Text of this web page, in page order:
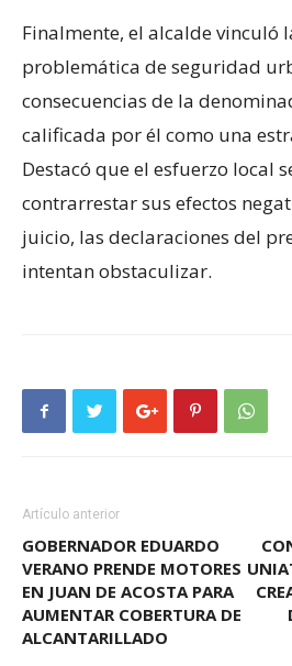
Finalmente, el alcalde vinculó
problemática de seguridad
consecuencias de la
calificada por él como una
Destacó que el esfuerzo local
contrarrestar sus efectos
juicio, las declaraciones del
intentan obstaculizar.
Artículo anterior
GOBERNADOR EDUARDO
VERANO PRENDE MOTORES
EN JUAN DE ACOSTA PARA
AUMENTAR COBERTURA DE
ALCANTARILLADO